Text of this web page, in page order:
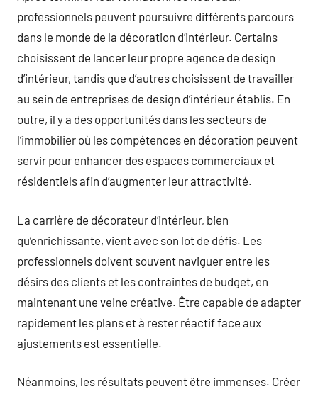
professionnels peuvent poursuivre différents parcours
dans le monde de la décoration d’intérieur. Certains
choisissent de lancer leur propre agence de design
d’intérieur, tandis que d’autres choisissent de travailler
au sein de entreprises de design d’intérieur établis. En
outre, il y a des opportunités dans les secteurs de
l’immobilier où les compétences en décoration peuvent
servir pour enhancer des espaces commerciaux et
résidentiels afin d’augmenter leur attractivité.
La carrière de décorateur d’intérieur, bien
qu’enrichissante, vient avec son lot de défis. Les
professionnels doivent souvent naviguer entre les
désirs des clients et les contraintes de budget, en
maintenant une veine créative. Être capable de adapter
rapidement les plans et à rester réactif face aux
ajustements est essentielle.
Néanmoins, les résultats peuvent être immenses. Créer